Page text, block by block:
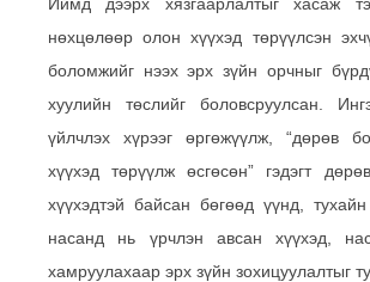
нөхцөлөөр олон хүүхэд төрүүлсэн
боломжийг нээх эрх зүйн орчныг
хуулийн төслийг боловсруулсан.
үйлчлэх хүрээг өргөжүүлж, “дөрөв
хүүхэд төрүүлж өсгөсөн” гэдэгт
хүүхэдтэй байсан бөгөөд үүнд,
насанд нь үрчлэн авсан хүүхэд,
хамруулахаар эрх зүйн зохицуулалтыг